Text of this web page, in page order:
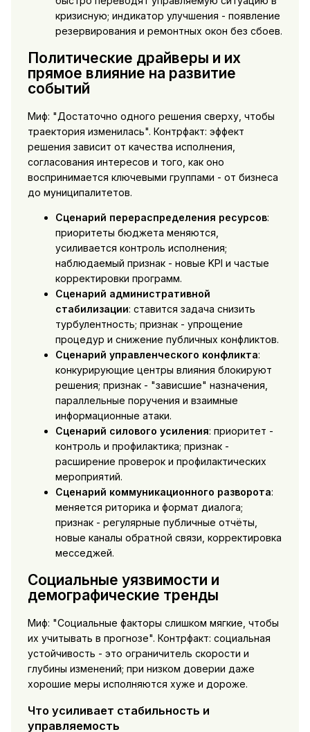
кризисную; индикатор улучшения - появление
резервирования и ремонтных окон без сбоев.
Политические драйверы и их
прямое влияние на развитие
событий
Миф: "Достаточно одного решения сверху, чтобы
траектория изменилась". Контрфакт: эффект
решения зависит от качества исполнения,
согласования интересов и того, как оно
воспринимается ключевыми группами - от бизнеса
до муниципалитетов.
Сценарий перераспределения ресурсов:
приоритеты бюджета меняются,
усиливается контроль исполнения;
наблюдаемый признак - новые KPI и частые
корректировки программ.
Сценарий административной
стабилизации: ставится задача снизить
турбулентность; признак - упрощение
процедур и снижение публичных конфликтов.
Сценарий управленческого конфликта:
конкурирующие центры влияния блокируют
решения; признак - "зависшие" назначения,
параллельные поручения и взаимные
информационные атаки.
Сценарий силового усиления: приоритет -
контроль и профилактика; признак -
расширение проверок и профилактических
мероприятий.
Сценарий коммуникационного разворота:
меняется риторика и формат диалога;
признак - регулярные публичные отчёты,
новые каналы обратной связи, корректировка
месседжей.
Социальные уязвимости и
демографические тренды
Миф: "Социальные факторы слишком мягкие, чтобы
их учитывать в прогнозе". Контрфакт: социальная
устойчивость - это ограничитель скорости и
глубины изменений; при низком доверии даже
хорошие меры исполняются хуже и дороже.
Что усиливает стабильность и
управляемость